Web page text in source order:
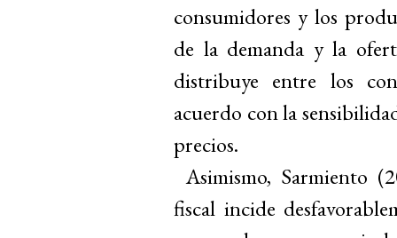
consumidores y los
de la demanda y la
distribuye entre los
acuerdo con la
precios.
Asimismo, Sarmiento
fiscal incide